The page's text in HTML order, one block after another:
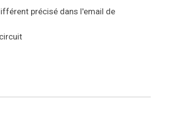
précisé dans l'email de